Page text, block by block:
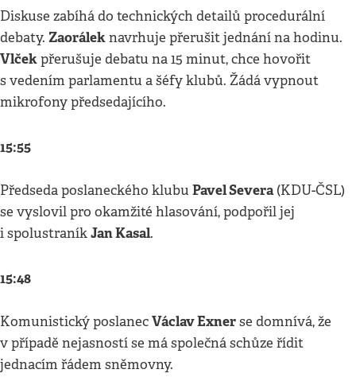
Diskuse zabíhá do technických detailů procedurální
debaty. Zaoráleknavrhuje přerušit jednání na hodinu.
Vlčekpřerušuje debatu na 15 minut, chce hovořit
s vedením parlamentu a šéfy klubů. Žádá vypnout
mikrofony předsedajícího.
15:55
Předseda poslaneckého klubu Pavel Severa(KDU-ČSL)
se vyslovil pro okamžité hlasování, podpořil jej
i spolustraníkJan Kasal.
15:48
Komunistický poslanecVáclav Exnerse domnívá, že
v případě nejasností se má společná schůze řídit
jednacím řádem sněmovny.